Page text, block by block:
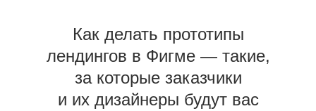
Как делать прототипы
лендингов в Фигме — такие,
за которые заказчики
и их дизайнеры будут вас